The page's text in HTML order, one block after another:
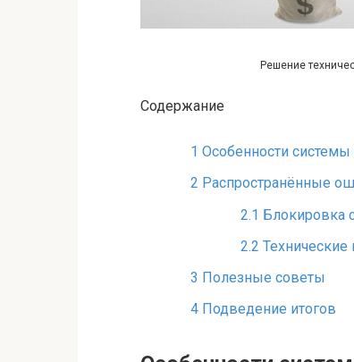
Решение
Содержание
1 Особенности
2 Распространённые
2.1 Блокировка
2.2 Технические
3 Полезные советы
4 Подведение итогов